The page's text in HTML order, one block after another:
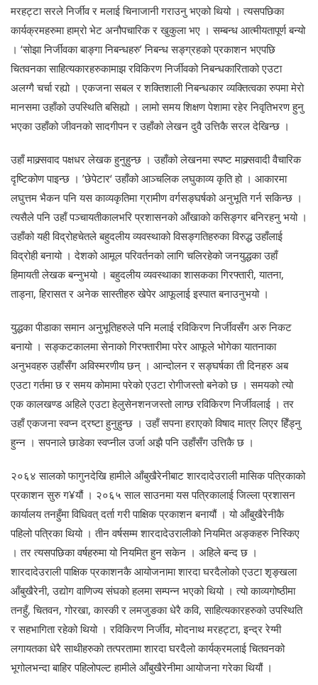
मरहट्टा सरले निर्जीव र मलाई चिनाजानी गराउनु भएको थियो । त्यसपछिका
कार्यक्रमहरुमा हाम्रो भेट अनौपचारिक र खुकुला भए । सम्बन्ध आत्मीयतापूर्ण बन्यो
। ‘सोझा निर्जीवका बाङ्गा निबन्धहरु’ निबन्ध सङ्ग्रहको प्रकाशन भएपछि
चितवनका साहित्यकारहरुकामाझ रविकिरण निर्जीवको निबन्धकारिताको एउटा
अलग्गै चर्चा रह्यो । एकजना सबल र शक्तिशाली निबन्धकार व्यक्तित्वका रुपमा मेरो
मानसमा उहाँको उपस्थिति बसिह्यो । लामो समय शिक्षण पेशामा रहेर निवृतिभरण हुनु
भएका उहाँको जीवनको सादगीपन र उहाँको लेखन दुवै उत्तिकै सरल देखिन्छ ।
उहाँ माक्र्सवाद पक्षधर लेखक हुनुहुन्छ । उहाँको लेखनमा स्पष्ट माक्र्सवादी वैचारिक
दृष्टिकोण पाइन्छ । ’छेपेटार‘ उहाँको आञ्चलिक लघुकाव्य कृति हो । आकारमा
लघुत्तम भैकन पनि यस काव्यकृतिमा ग्रामीण वर्गसङ्घर्षको अनुभूति गर्न सकिन्छ ।
त्यसैले पनि उहाँ पञ्चायतीकालभरि प्रशासनको आँखाको कसिङ्गर बनिरहनु भयो ।
उहाँको यही विद्रोहचेतले बहुदलीय व्यवस्थाको विसङ्गतिहरुका विरुद्ध उहाँलाई
विद्रोही बनायो । देशको आमूल परिवर्तनको लागि चलिरहेको जनयुद्धका उहाँ
हिमायती लेखक बन्नुभयो । बहुदलीय व्यवस्थाका शासकका गिरफ्तारी, यातना,
ताड्ना, हिरासत र अनेक सास्तीहरु खेपेर आफूलाई इस्पात बनाउनुभयो ।
युद्धका पीडाका समान अनुभूतिहरुले पनि मलाई रविकिरण निर्जीवसँग अरु निकट
बनायो । सङ्कटकालमा सेनाको गिरफ्तारीमा परेर आफूले भोगेका यातनाका
अनुभवहरु उहाँसँग अविस्मरणीय छन् । आन्दोलन र सङ्घर्षका ती दिनहरु अब
एउटा गर्तमा छ र समय कोमामा परेको एउटा रोगीजस्तो बनेको छ । समयको त्यो
एक कालखण्ड अहिले एउटा हेलुसेनशनजस्तो लाग्छ रविकिरण निर्जीवलाई । तर
उहाँ एकजना स्वप्न द्रष्टा हुनुहुन्छ । उहाँ सपना हराएको विषाद मात्र लिएर हिँड्नु
हुन्न । सपनाले छाडेका स्वप्नील उर्जा अझै पनि उहाँसँग उत्तिकै छ ।
२०६४ सालको फागुनदेखि हामीले आँबुखैरेनीबाट शारदादेउराली मासिक पत्रिकाको
प्रकाशन सुरु ग¥यौं । २०६५ साल साउनमा यस पत्रिकालाई जिल्ला प्रशासन
कार्यालय तनहुँमा विधिवत् दर्ता गरी पाक्षिक प्रकाशन बनायौं । यो आँबुखैरेनीकै
पहिलो पत्रिका थियो । तीन वर्षसम्म शारदादेउरालीको नियमित अङ्कहरु निस्किए
। तर त्यसपछिका वर्षहरुमा यो नियमित हुन सकेन । अहिले बन्द छ ।
शारदादेउराली पाक्षिक प्रकाशनकै आयोजनामा शारदा घरदैलोको एउटा शृङ्खला
आँबुखैरेनी, उद्योग वाणिज्य संघको हलमा सम्पन्न भएको थियो । त्यो काव्यगोष्ठीमा
तनहुँ, चितवन, गोरखा, कास्की र लमजुङका धेरै कवि, साहित्यकारहरुको उपस्थिति
र सहभागिता रहेको थियो । रविकिरण निर्जीव, मोदनाथ मरहट्टा, इन्द्र रेग्मी
लगायतका धेरै साथीहरुको तत्परतामा शारदा घरदैलो कार्यक्रमलाई चितवनको
भूगोलभन्दा बाहिर पहिलोपल्ट हामीले आँबुखैरेनीमा आयोजना गरेका थियौं ।